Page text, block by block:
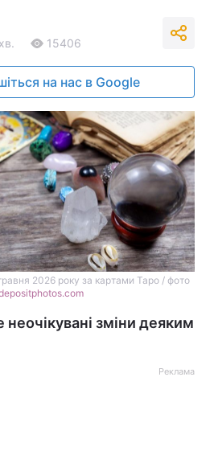
15406
на нас в Google
2026 року за картами Таро / фото
зміни деяким
Реклама